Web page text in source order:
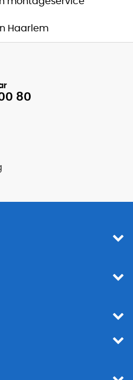
Haarlem
80